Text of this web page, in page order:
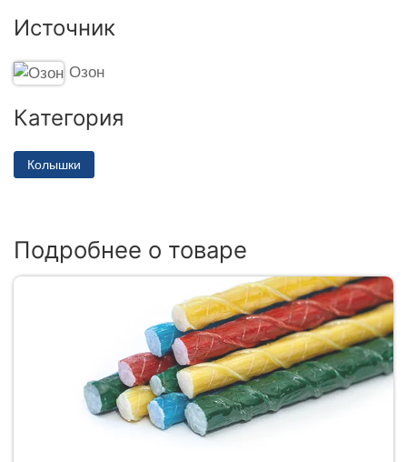
Источник
Озон
Категория
Колышки
Подробнее о товаре